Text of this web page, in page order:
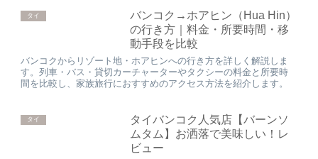
タイ
バンコク→ホアヒン（Hua Hin）
の行き方｜料金・所要時間・移
動手段を比較
バンコクからリゾート地・ホアヒンへの行き方を詳しく解説しま
す。列車・バス・貸切カーチャーターやタクシーの料金と所要時
間を比較し、家族旅行におすすめのアクセス方法を紹介します。
タイ
タイバンコク人気店【バーンソ
ムタム】お洒落で美味しい！レ
ビュー